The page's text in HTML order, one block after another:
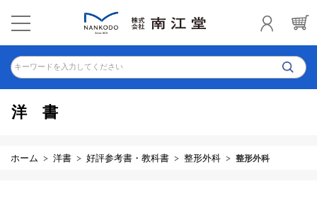
キーワードを入力してください
洋書
ホーム 洋書 好評参考書・教科書 整形外科 整形外科